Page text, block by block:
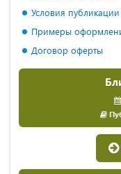
Условия публикации
Примеры
Договор оферты